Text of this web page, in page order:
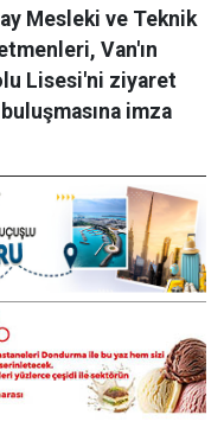
Mesleki ve Teknik
Van'ın
Lisesi'ni ziyaret
imza